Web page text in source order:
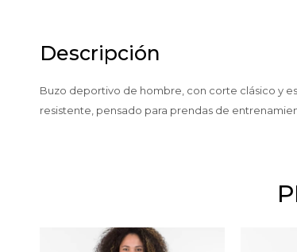
Descripción
Buzo deportivo de hombre, con corte clásico y
resistente, pensado para prendas de